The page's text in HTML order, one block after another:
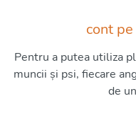
cont
Pentru a putea utiliza
muncii și psi, fiecare
de